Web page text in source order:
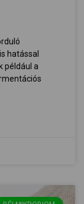
hatással
például a